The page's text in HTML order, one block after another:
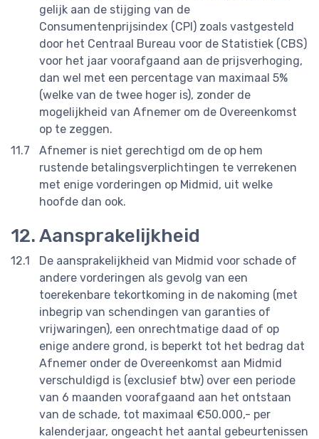
gelijk aan de stijging van de
Consumentenprijsindex (CPI) zoals vastgesteld
door het Centraal Bureau voor de Statistiek (CBS)
voor het jaar voorafgaand aan de prijsverhoging,
dan wel met een percentage van maximaal 5%
(welke van de twee hoger is), zonder de
mogelijkheid van Afnemer om de Overeenkomst
op te zeggen.
Afnemer is niet gerechtigd om de op hem
rustende betalingsverplichtingen te verrekenen
met enige vorderingen op Midmid, uit welke
hoofde dan ook.
Aansprakelijkheid
De aansprakelijkheid van Midmid voor schade of
andere vorderingen als gevolg van een
toerekenbare tekortkoming in de nakoming (met
inbegrip van schendingen van garanties of
vrijwaringen), een onrechtmatige daad of op
enige andere grond, is beperkt tot het bedrag dat
Afnemer onder de Overeenkomst aan Midmid
verschuldigd is (exclusief btw) over een periode
van 6 maanden voorafgaand aan het ontstaan
van de schade, tot maximaal €50.000,- per
kalenderjaar, ongeacht het aantal gebeurtenissen